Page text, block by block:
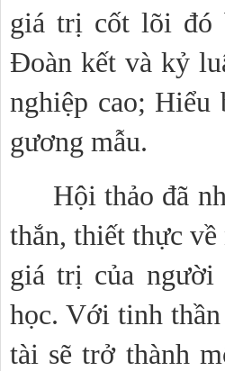
giá trị cốt lõi đó
Đoàn kết và kỷ
nghiệp cao; Hiểu
gương mẫu.
Hội thảo đã
thắn, thiết thực
giá trị của người
học. Với tinh
tài sẽ trở thành